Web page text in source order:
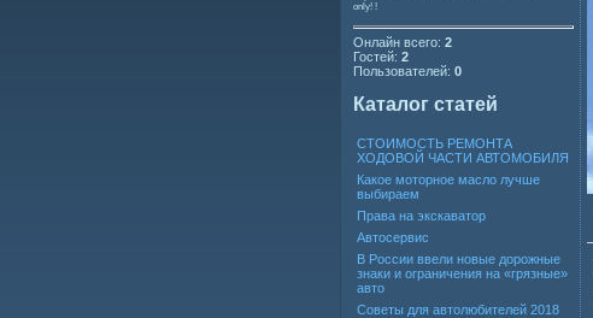
only! !
Онлайн всего: 2
Гостей: 2
Пользователей: 0
Каталог статей
СТОИМОСТЬ РЕМОНТА
ХОДОВОЙ ЧАСТИ АВТОМОБИЛЯ
Какое моторное масло лучше
выбираем
Права на экскаватор
Автосервис
В России ввели новые дорожные
знаки и ограничения на «грязные»
авто
Советы для автолюбителей 2018